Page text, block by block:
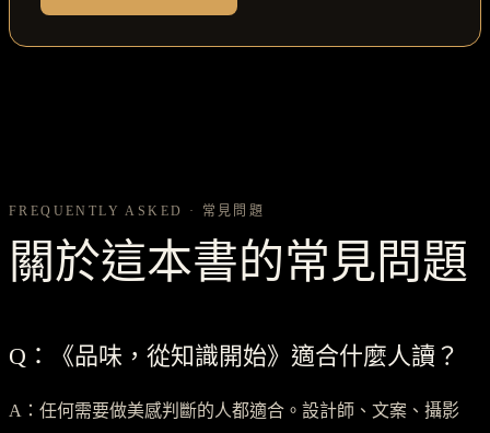
FREQUENTLY ASKED · 常見問題
關於這本書的常見問題
Q：《品味，從知識開始》適合什麼人讀？
A：任何需要做美感判斷的人都適合。設計師、文案、攝影